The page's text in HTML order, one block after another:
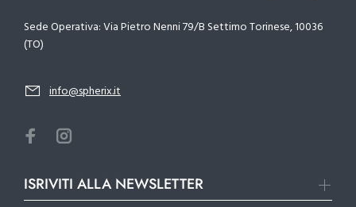
Sede Operativa: Via Pietro Nenni 79/B Settimo Torinese, 10036
(TO)
info@spherix.it
ISRIVITI ALLA NEWSLETTER